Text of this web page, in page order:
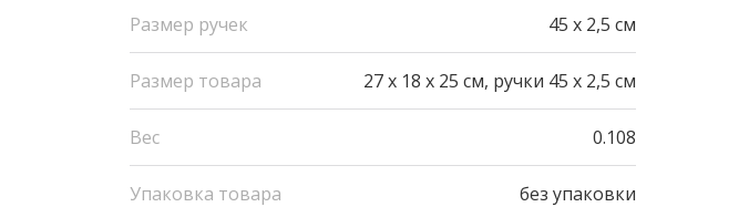
Размер ручек 45 х 2,5 см
Размер товара 27 x 18 x 25 см, ручки 45 х 2,5 см
Вес 0.108
Упаковка товара без упаковки